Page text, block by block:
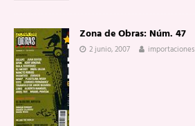
Zona de Obras: Núm. 47
2 junio, 2007 importaciones